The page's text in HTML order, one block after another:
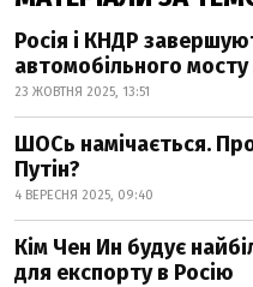
Росія і КНДР
автомобільного
23 ЖОВТНЯ 2025, 13:51
ШОСь намічається.
Путін?
4 ВЕРЕСНЯ 2025, 09:40
Кім Чен Ин будує
для експорту в Росію